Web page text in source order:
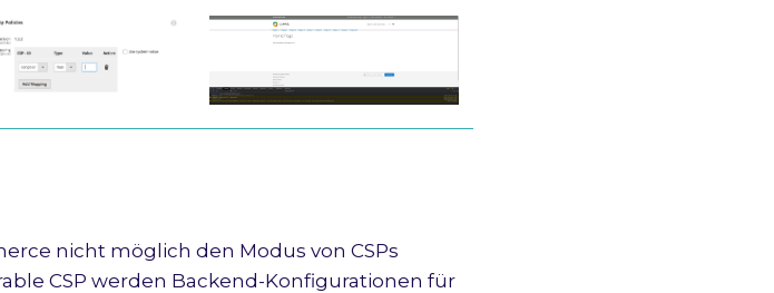
nicht möglich den Modus von CSPs
CSP werden Backend-Konfigurationen für